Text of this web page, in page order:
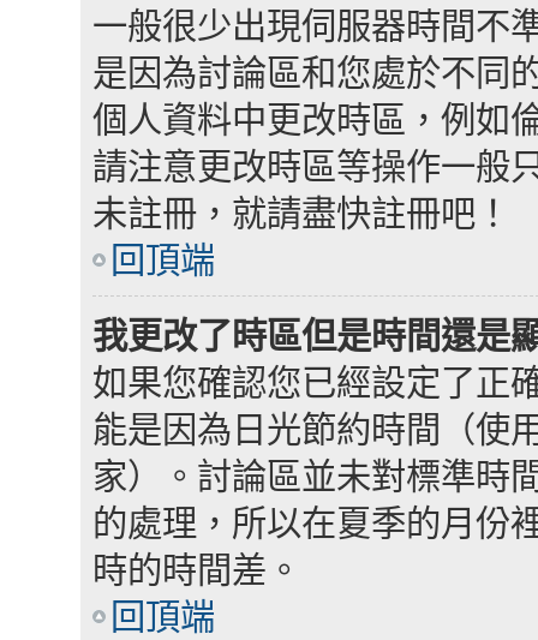
一般很少出現伺服器時間不
是因為討論區和您處於不同
個人資料中更改時區，例如
請注意更改時區等操作一般
未註冊，就請盡快註冊吧！
回頂端
我更改了時區但是時間還是
如果您確認您已經設定了正
能是因為日光節約時間（使
家）。討論區並未對標準時
的處理，所以在夏季的月份
時的時間差。
回頂端